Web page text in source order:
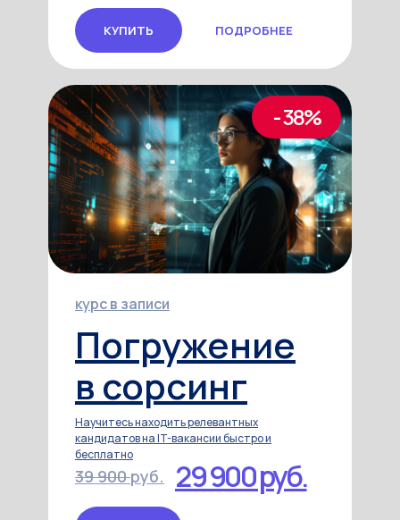
ПОДРОБНЕЕ
- 38%
Погружение
в сорсинг
курс в записи
Научитесь находить релевантных
кандидатов на IT-вакансии быстро и
бесплатно
29 900 руб.
39 900руб.
КУПИТЬ